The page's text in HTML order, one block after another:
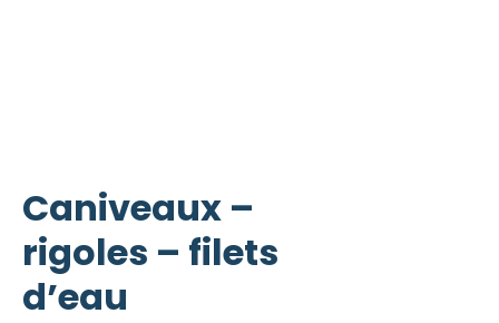
Caniveaux –
rigoles – filets
d’eau